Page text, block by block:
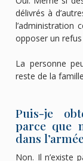
délivrés à
l’administration
opposer un refus
La personne
reste de la
Puis-je
parce que
dans
Non. Il n’existe